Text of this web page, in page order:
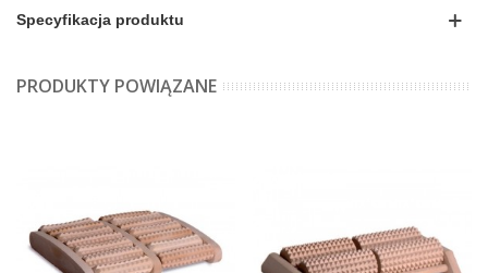
Specyfikacja produktu
PRODUKTY POWIĄZANE